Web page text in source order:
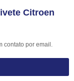
Citroen
contato por email.